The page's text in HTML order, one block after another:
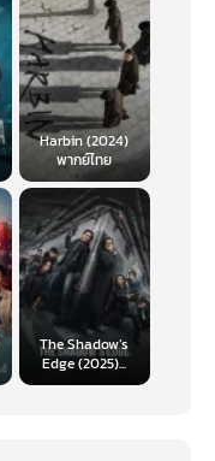
Harbin (2024)
พากย์ไทย
The Shadow’s
Edge (2025)...